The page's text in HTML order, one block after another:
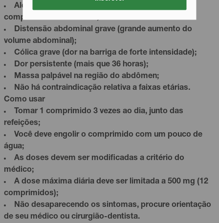
Alergia ou sensibilidade a qualquer um dos
componentes da fórmula;
Distensão abdominal grave (grande aumento do
volume abdominal);
Cólica grave (dor na barriga de forte intensidade);
Dor persistente (mais que 36 horas);
Massa palpável na região do abdômen;
Não há contraindicação relativa a faixas etárias.
Como usar
Tomar 1 comprimido 3 vezes ao dia, junto das
refeições;
Você deve engolir o comprimido com um pouco de
água;
As doses devem ser modificadas a critério do
médico;
A dose máxima diária deve ser limitada a 500 mg (12
comprimidos);
Não desaparecendo os sintomas, procure orientação
de seu médico ou cirurgião-dentista.